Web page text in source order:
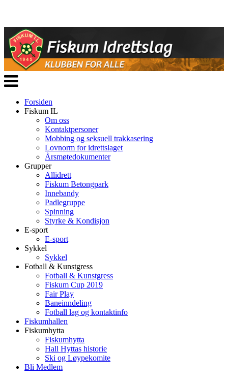
Veksle
navigasjon
Forsiden
Fiskum IL
Om oss
Kontaktpersoner
Mobbing og seksuell trakkasering
Lovnorm for idrettslaget
Årsmøtedokumenter
Grupper
Allidrett
Fiskum Betongpark
Innebandy
Padlegruppe
Spinning
Styrke & Kondisjon
E-sport
E-sport
Sykkel
Sykkel
Fotball & Kunstgress
Fotball & Kunstgress
Fiskum Cup 2019
Fair Play
Baneinndeling
Fotball lag og kontaktinfo
Fiskumhallen
Fiskumhytta
Fiskumhytta
Hall Hyttas historie
Ski og Løypekomite
Bli Medlem